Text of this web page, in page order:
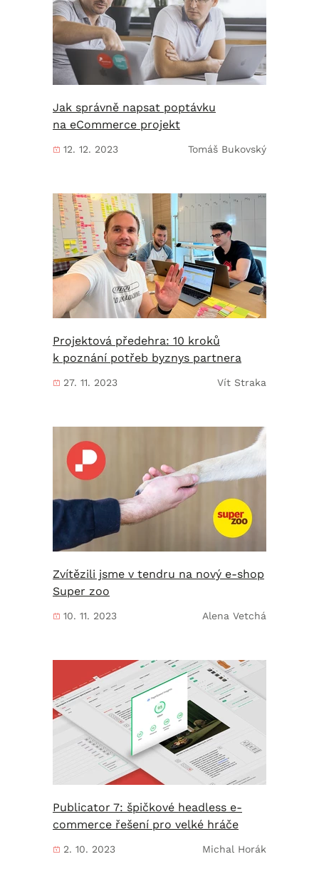
Jak správně napsat poptávku
na eCommerce projekt
12. 12. 2023 Tomáš Bukovský
Projektová předehra: 10 kroků
k poznání potřeb byznys partnera
27. 11. 2023 Vít Straka
Zvítězili jsme v tendru na nový e-shop
Super zoo
10. 11. 2023 Alena Vetchá
Publicator 7: špičkové headless e-
commerce řešení pro velké hráče
2. 10. 2023 Michal Horák